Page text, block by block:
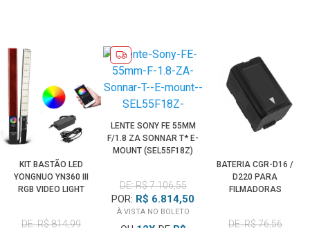
KIT BASTÃO LED
YONGNUO YN360 III
RGB VIDEO LIGHT
DE: R$ 814,99
LENTE SONY FE 55MM
F/1.8 ZA SONNAR T* E-
MOUNT (SEL55F18Z)
DE: R$ 7.106,55
POR: R$ 6.814,50
À VISTA NO BOLETO
BATERIA CGR-D16 /
D220 PARA
FILMADORAS
DE: R$ 76,56